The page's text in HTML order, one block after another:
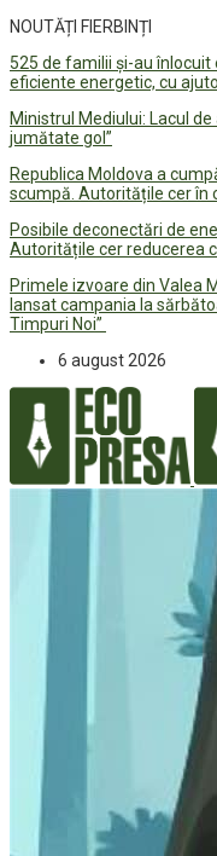
NOUTĂȚI FIERBINȚI
525 de familii și-au
eficiente energetic, cu
Ministrul Mediului: Lacul
jumătate gol”
Republica Moldova a
scumpă. Autoritățile cer în
Posibile deconectări de
Autoritățile cer reducerea
Primele izvoare din Valea
lansat campania la
Timpuri Noi”
6 august 2026